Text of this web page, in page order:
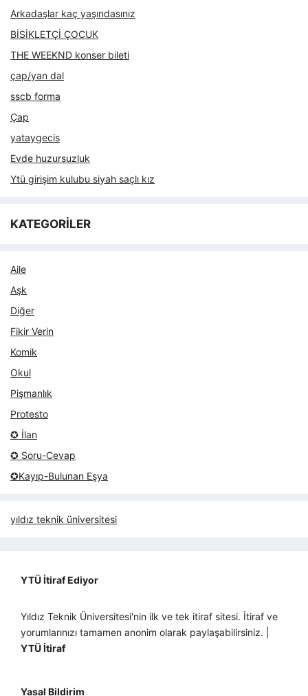
Arkadaşlar kaç yaşındasınız
BİSİKLETÇİ ÇOCUK
THE WEEKND konser bileti
çap/yan dal
sscb forma
Çap
yataygecis
Evde huzursuzluk
Ytü girişim kulubu siyah saçlı kız
KATEGORİLER
Aile
Aşk
Diğer
Fikir Verin
Komik
Okul
Pişmanlık
Protesto
✪ İlan
✪ Soru-Cevap
✪Kayıp-Bulunan Eşya
yıldız teknik üniversitesi
YTÜ İtiraf Ediyor
Yıldız Teknik Üniversitesi'nin ilk ve tek itiraf sitesi. İtiraf ve
yorumlarınızı tamamen anonim olarak paylaşabilirsiniz. |
YTÜ İtiraf
Yasal Bildirim